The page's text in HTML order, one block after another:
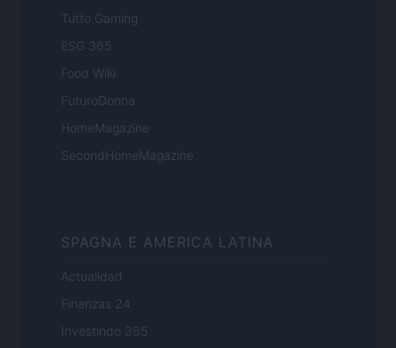
Tutto Gaming
ESG 365
Food Wiki
FuturoDonna
HomeMagazine
SecondHomeMagazine
SPAGNA E AMERICA LATINA
Actualidad
Finanzas 24
Investindo 365